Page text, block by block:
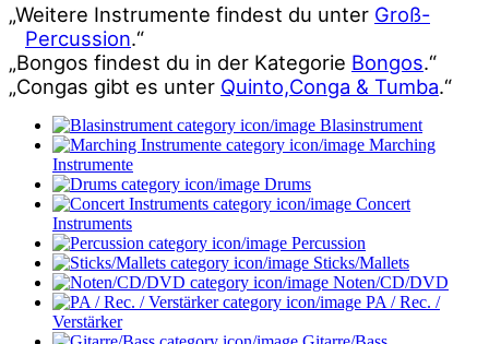
„Weitere Instrumente findest du unter Groß-
Percussion.“
„Bongos findest du in der Kategorie Bongos.“
„Congas gibt es unter Quinto,Conga & Tumba.“
Blasinstrument
Marching
Instrumente
Drums
Concert
Instruments
Percussion
Sticks/Mallets
Noten/CD/DVD
PA / Rec. /
Verstärker